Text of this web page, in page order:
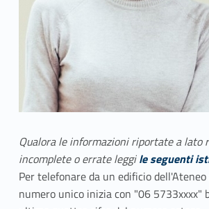
Qualora le informazioni riportate a lato
incomplete o errate leggile seguenti
Per telefonare da un edificio
numero unico inizia con "06 5733xxxx"